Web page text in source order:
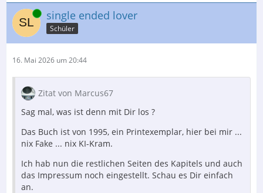
Online single ended lover
Schüler
16. Mai 2026 um 20:44
Zitat von Marcus67
Sag mal, was ist denn mit Dir los ?
Das Buch ist von 1995, ein Printexemplar, hier bei mir ...
nix Fake ... nix KI-Kram.
Ich hab nun die restlichen Seiten des Kapitels und auch
das Impressum noch eingestellt. Schau es Dir einfach
an.